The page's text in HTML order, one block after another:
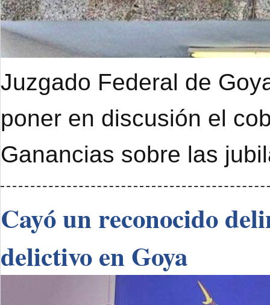
Juzgado Federal de
poner en discusión el
Ganancias sobre las
Cayó un reconocido
delictivo en Goya